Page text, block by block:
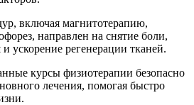
включая магнитотерапию,
направлен на снятие боли,
ускорение регенерации тканей.
курсы физиотерапии безопасно
лечения, помогая быстро